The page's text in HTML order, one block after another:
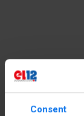
Consent